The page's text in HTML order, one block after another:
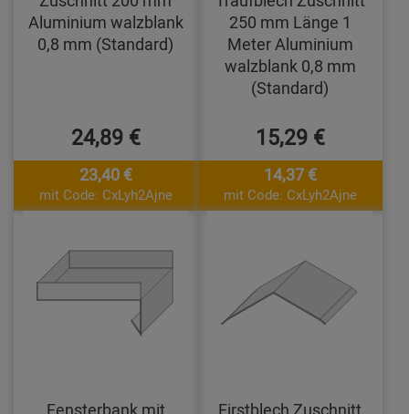
Aluminium walzblank
0,8 mm (Standard)
24,89 €
23,40 €
mit Code: CxLyh2Ajne
250 mm Länge 1
Meter Aluminium
walzblank 0,8 mm
(Standard)
15,29 €
14,37 €
mit Code: CxLyh2Ajne
Fensterbank mit
Firstblech Zuschnitt